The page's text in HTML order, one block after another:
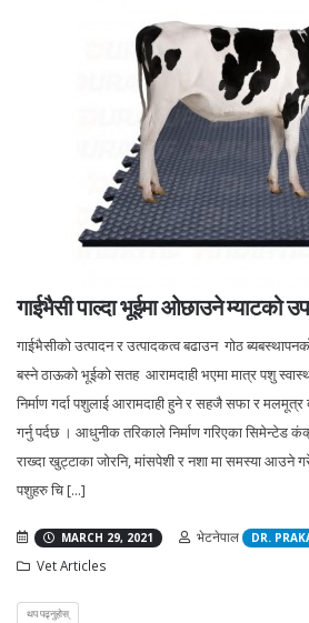
गाईभैसी पाल्दा भूईमा ओछाउने म्याटको
गाईभैसीको उत्पादन र उत्पादकत्व बढाउन गोठ
बस्ने ठाऊको भूईको सतह आरामदाही भएमा मात्र पशु
निर्माण गर्दा पशुलाई आरामदाही हुने र सहजै सफा र मलमूत्र
गर्नु पर्दछ । आधुनीक तरिकाले निर्माण गरिएका सिमेन्टेड
राख्दा खुट्टाका जोरनि, मांसपेशी र नशा मा समस्या आउने
पशुहरु चि [...]
MARCH 29, 2021 भेटनेपाल DR.
Vet Articles
थप पढ्नुहोस्